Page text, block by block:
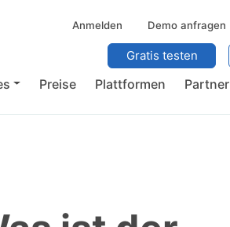
Anmelden Demo anfragen
Preise Plattformen Partner
Gratis testen